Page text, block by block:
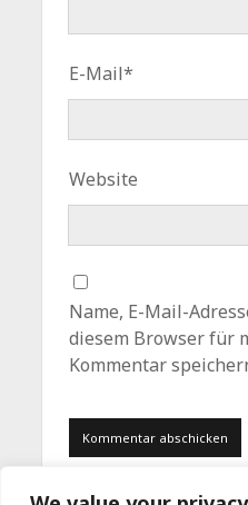
E-Mail*
Website
Name, E-Mail-
diesem Browser für
Kommentar